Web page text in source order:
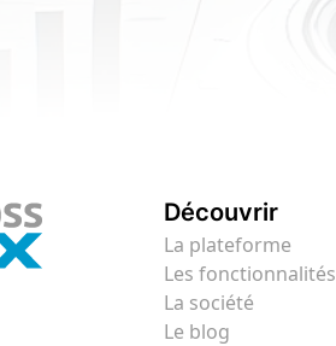
Découvrir
La plateforme
Les fonctionnalités
La société
Le blog